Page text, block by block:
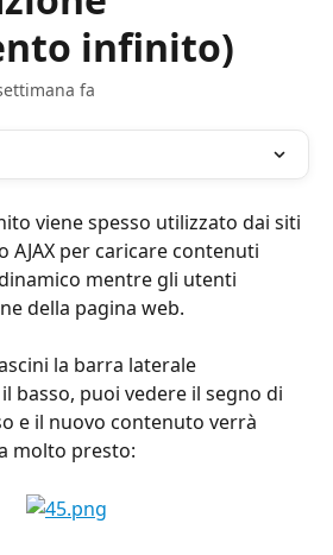
infinito)
fa
viene spesso utilizzato dai siti
AJAX per caricare contenuti
mentre gli utenti
della pagina web.
la barra laterale
basso, puoi vedere il segno di
e il nuovo contenuto verrà
molto presto: